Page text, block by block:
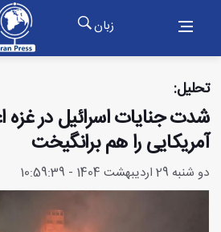
زبان
تحلیل:
شدت جنایات اسرائیل در غزه
آمریکایی را هم برانگیخت
دو شنبه 29 اردیبهشت 1404 - 10:59:39